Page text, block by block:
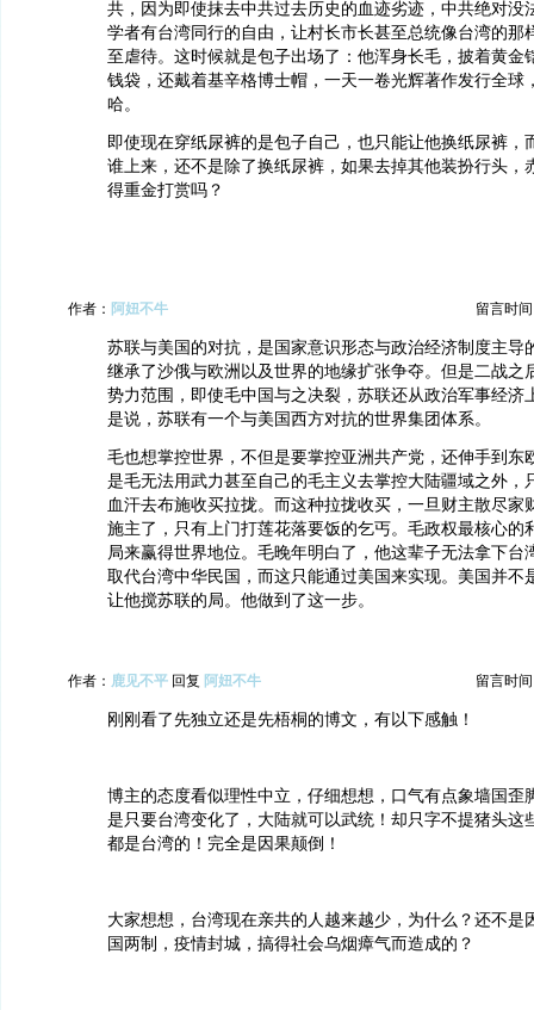
共，因为即使抹去中共过去历史的血迹劣迹，中共绝对没
学者有台湾同行的自由，让村长市长甚至总统像台湾的那
至虐待。这时候就是包子出场了：他浑身长毛，披着黄金
钱袋，还戴着基辛格博士帽，一天一卷光辉著作发行全球
哈。
即使现在穿纸尿裤的是包子自己，也只能让他换纸尿裤
谁上来，还不是除了换纸尿裤，如果去掉其他装扮行头，
得重金打赏吗？
作者： 阿妞不牛 留言时间
苏联与美国的对抗，是国家意识形态与政治经济制度主导
继承了沙俄与欧洲以及世界的地缘扩张争夺。但是二战之
势力范围，即使毛中国与之决裂，苏联还从政治军事经济
是说，苏联有一个与美国西方对抗的世界集团体系。
毛也想掌控世界，不但是要掌控亚洲共产党，还伸手到东
是毛无法用武力甚至自己的毛主义去掌控大陆疆域之外，
血汗去布施收买拉拢。而这种拉拢收买，一旦财主散尽家
施主了，只有上门打莲花落要饭的乞丐。毛政权最核心的
局来赢得世界地位。毛晚年明白了，他这辈子无法拿下台
取代台湾中华民国，而这只能通过美国来实现。美国并不
让他搅苏联的局。他做到了这一步。
作者： 鹿见不平 回复 阿妞不牛 留言时间
刚刚看了先独立还是先梧桐的博文，有以下感触！
博主的态度看似理性中立，仔细想想，口气有点象墙国歪
是只要台湾变化了，大陆就可以武统！却只字不提猪头这
都是台湾的！完全是因果颠倒！
大家想想，台湾现在亲共的人越来越少，为什么？还不是
国两制，疫情封城，搞得社会乌烟瘴气而造成的？